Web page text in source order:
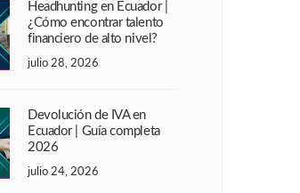
Headhunting en Ecuador |
¿Cómo encontrar talento
financiero de alto nivel?
julio 28, 2026
Devolución de IVA en
Ecuador | Guía completa
2026
julio 24, 2026